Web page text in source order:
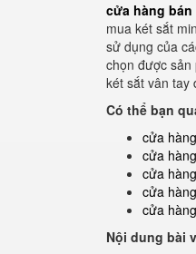
cửa hàng
mua két sắt
sử dụng của
chọn được sản
két sắt vân tay
Có thể bạn
cửa
cửa
cửa
cửa
cửa
Nội dung bài